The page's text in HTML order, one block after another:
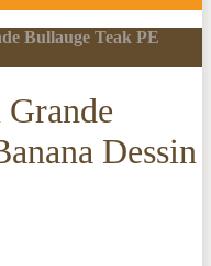
Bullauge Teak PE
Dessin